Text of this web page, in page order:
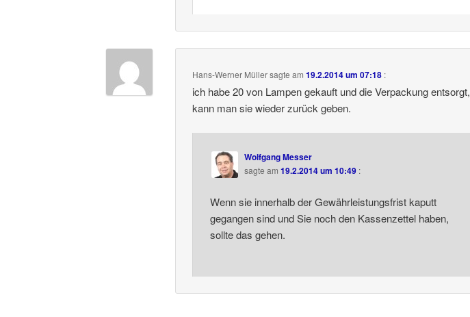
Hans-Werner Müllersagte am19.2.2014 um 07:18 :
ich habe 20 von Lampen gekauft und die Verpackung entsorgt,
kann man sie wieder zurück geben.
Wolfgang Messer
sagte am 19.2.2014 um 10:49 :
Wenn sie innerhalb der Gewährleistungsfrist kaputt
gegangen sind und Sie noch den Kassenzettel haben,
sollte das gehen.